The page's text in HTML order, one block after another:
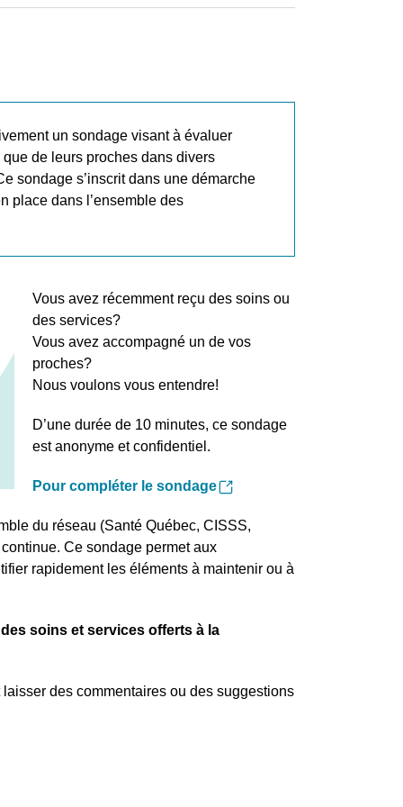
un sondage visant à évaluer
de leurs proches dans divers
sondage s’inscrit dans une démarche
place dans l’ensemble des
Vous avez récemment reçu des soins ou
des services?
Vous avez accompagné un de vos
proches?
Nous voulons vous entendre!
D’une durée de 10 minutes, ce sondage
est anonyme et confidentiel.
Pour compléter le sondage
du réseau (Santé Québec, CISSS,
Ce sondage permet aux
rapidement les éléments à maintenir ou à
soins et services offerts à la
des commentaires ou des suggestions